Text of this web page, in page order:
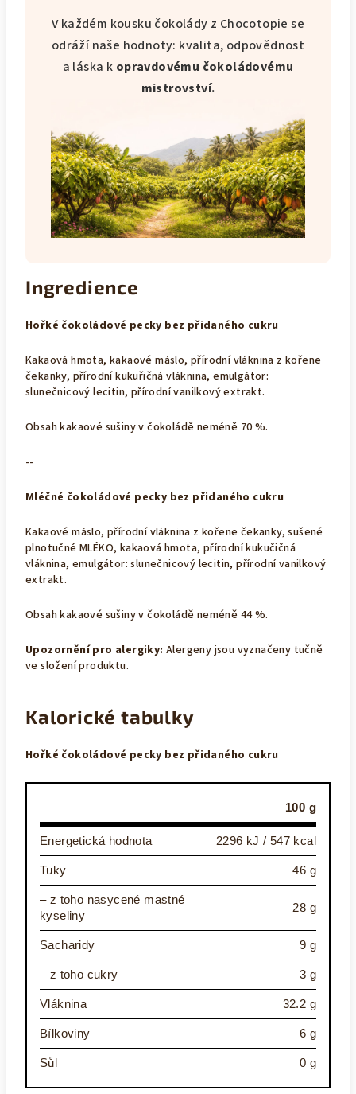
V každém kousku čokolády z Chocotopie se
odráží naše hodnoty: kvalita, odpovědnost
a láska k opravdovému čokoládovému
mistrovství.
Ingredience
Hořké čokoládové pecky bez přidaného cukru
Kakaová hmota,kakaové máslo, přírodní vláknina z kořene
čekanky, přírodní kukuřičná vláknina, emulgátor:
slunečnicový lecitin, přírodnívanilkový extrakt.
Obsah kakaové sušiny v čokoládě neméně 70 %.
--
Mléčné čokoládové pecky bez přidaného cukru
Kakaové máslo, přírodní vláknina z kořene čekanky, sušené
plnotučné MLÉKO, kakaová hmota, přírodní kukučičná
vláknina, emulgátor: slunečnicový lecitin, přírodní vanilkový
extrakt.
Obsah kakaové sušiny v čokoládě neméně 44 %.
Upozornění pro alergiky: Alergeny jsou vyznačeny tučně
ve složení produktu.
Kalorické tabulky
Hořké čokoládové pecky bez přidaného cukru
100 g
Energetická hodnota 2296 kJ / 547 kcal
Tuky 46 g
– z toho nasycené mastné
kyseliny
28 g
Sacharidy 9 g
– z toho cukry 3 g
Vláknina 32.2 g
Bílkoviny 6 g
Sůl 0 g